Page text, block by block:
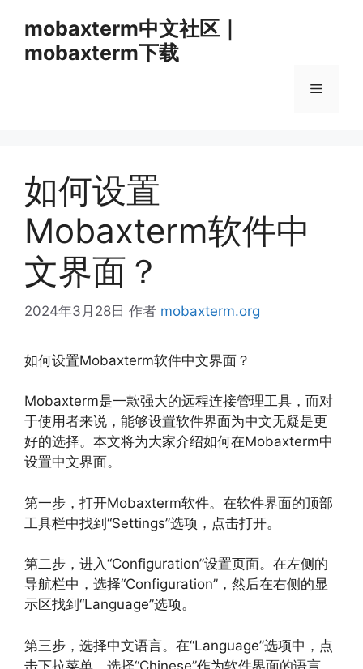
mobaxterm中文社区｜
mobaxterm下载
菜
如何设置
Mobaxterm软件中
文界面？
2024年3月28日 作者 mobaxterm.org
如何设置Mobaxterm软件中文界面？
Mobaxterm是一款强大的远程连接管理工具，而对
于使用者来说，能够设置软件界面为中文无疑是更
好的选择。本文将为大家介绍如何在Mobaxterm中
设置中文界面。
第一步，打开Mobaxterm软件。在软件界面的顶部
工具栏中找到“Settings”选项，点击打开。
第二步，进入“Configuration”设置页面。在左侧的
导航栏中，选择“Configuration”，然后在右侧的显
示区找到“Language”选项。
第三步，选择中文语言。在“Language”选项中，点
击下拉菜单，选择“Chinese”作为软件界面的语言。